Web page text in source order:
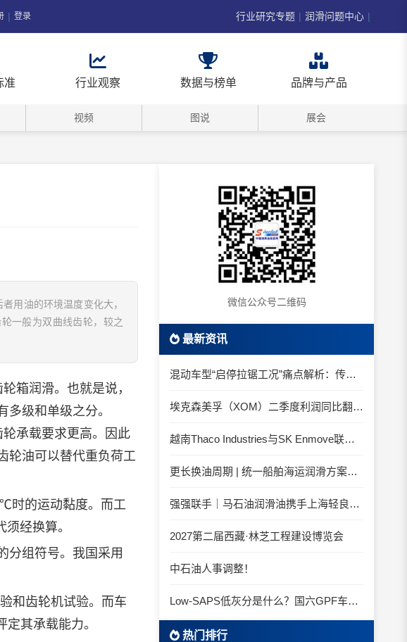
| 登录 行业研究专题 | 润滑问题中心 |
准 行业观察 数据与榜单 品牌与产品
视频 图说 展会
用油的环境温度变化大，
一般为双曲线齿轮，较之
箱润滑。也就是说，
级和单级之分。
承载要求更高。因此
轮油可以替代重负荷工
时的运动黏度。而工
经换算。
组符号。我国采用
和齿轮机试验。而车
其承载能力。
微信公众号二维码
最新资讯
混动车型“启停拉锯工况”痛点解析：传统机油为何频繁出现油泥堆积？
埃克森美孚（XOM）二季度利润同比翻倍 创2022年以来新高
越南Thaco Industries与SK Enmove联手合作润滑油
更长换油周期 | 统一船舶海运润滑方案与你并肩征服海况运维考验
强强联手｜马石油润滑油携手上海轻良，共筑造纸装备润滑新生态
2027第二届西藏·林芝工程建设博览会
中石油人事调整！
Low-SAPS低灰分是什么？国六GPF车辆为什么必须用低灰油
热门排行